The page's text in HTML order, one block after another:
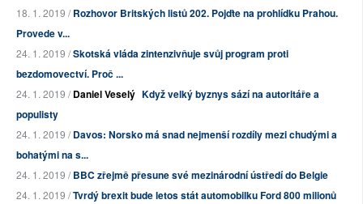
18. 1. 2019 /Rozhovor Britských listů 202. Pojďte na prohlídku Prahou.
Provede v...
24. 1. 2019 /Skotská vláda zintenzivňuje svůj program proti
bezdomovectví. Proč ...
24. 1. 2019 /Daniel Veselý Když velký byznys sází na autoritáře a
populisty
24. 1. 2019 /Davos: Norsko má snad nejmenší rozdíly mezi chudými a
bohatými na s...
24. 1. 2019 /BBC zřejmě přesune své mezinárodní ústředí do Belgie
24. 1. 2019 /Tvrdý brexit bude letos stát automobilku Ford 800 milionů